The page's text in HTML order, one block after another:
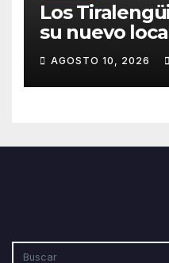
Los
su nuevo
camino hacia
2027
AGOSTO 10, 2026